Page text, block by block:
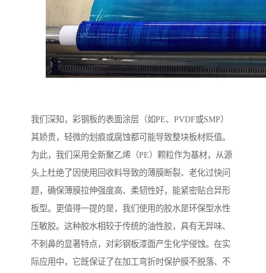
我们深知，彩钢板的表面涂层（如PE、PVDF或SMP）
其娇贵，轻微的划痕或腐蚀都可能导致整块板材贬值。
为此，我们采用全新聚乙烯（PE）颗粒作为基材，从源
头上杜绝了因使用回收料导致的薄膜断裂、老化过快问
题，确保薄膜拉伸强度高、柔韧性好，能紧密贴合异形
板型。更值得一提的是，我们使用的胶水是环保型水性
压敏胶。这种胶水相较于传统的油性胶，具有无异味、
不刺鼻的显著特点，对彩钢板漆面产生化学侵蚀。在实
际应用中，它既保证了在加工弯折时保护膜不脱落、不